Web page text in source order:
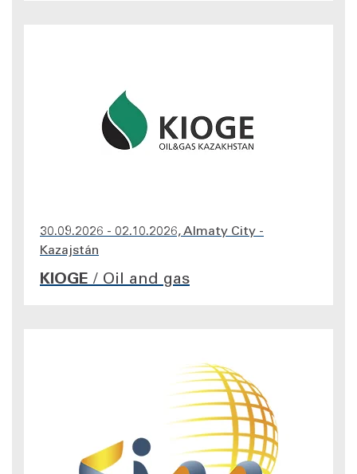
30.09.2026 - 02.10.2026, Almaty City -
Kazajstán
KIOGE / Oil and gas